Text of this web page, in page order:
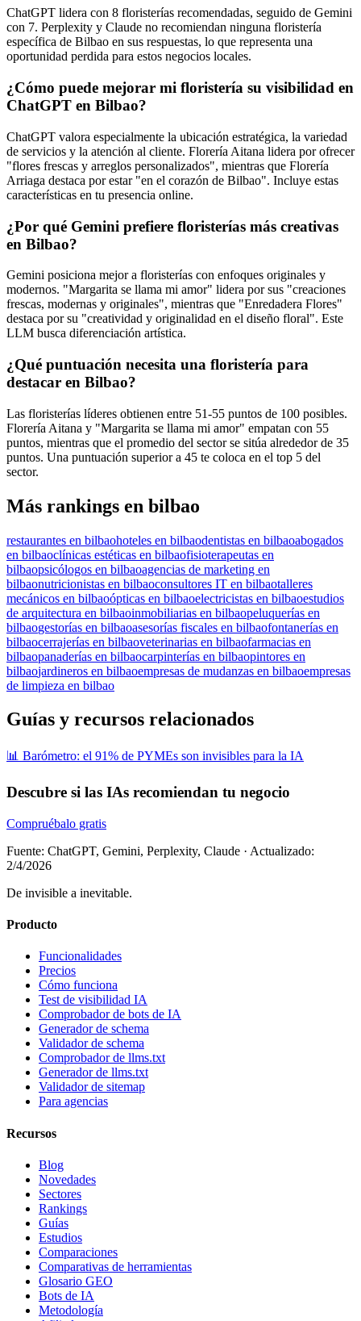
ChatGPT lidera con 8 floristerías recomendadas, seguido de Gemini
con 7. Perplexity y Claude no recomiendan ninguna floristería
específica de Bilbao en sus respuestas, lo que representa una
oportunidad perdida para estos negocios locales.
¿Cómo puede mejorar mi floristería su visibilidad en
ChatGPT en Bilbao?
ChatGPT valora especialmente la ubicación estratégica, la variedad
de servicios y la atención al cliente. Florería Aitana lidera por ofrecer
"flores frescas y arreglos personalizados", mientras que Florería
Arriaga destaca por estar "en el corazón de Bilbao". Incluye estas
características en tu presencia online.
¿Por qué Gemini prefiere floristerías más creativas
en Bilbao?
Gemini posiciona mejor a floristerías con enfoques originales y
modernos. "Margarita se llama mi amor" lidera por sus "creaciones
frescas, modernas y originales", mientras que "Enredadera Flores"
destaca por su "creatividad y originalidad en el diseño floral". Este
LLM busca diferenciación artística.
¿Qué puntuación necesita una floristería para
destacar en Bilbao?
Las floristerías líderes obtienen entre 51-55 puntos de 100 posibles.
Florería Aitana y "Margarita se llama mi amor" empatan con 55
puntos, mientras que el promedio del sector se sitúa alrededor de 35
puntos. Una puntuación superior a 45 te coloca en el top 5 del
sector.
Más rankings en bilbao
restaurantes en bilbaohoteles en bilbaodentistas en bilbaoabogados
en bilbaoclínicas estéticas en bilbaofisioterapeutas en
bilbaopsicólogos en bilbaoagencias de marketing en
bilbaonutricionistas en bilbaoconsultores IT en bilbaotalleres
mecánicos en bilbaoópticas en bilbaoelectricistas en bilbaoestudios
de arquitectura en bilbaoinmobiliarias en bilbaopeluquerías en
bilbaogestorías en bilbaoasesorías fiscales en bilbaofontanerías en
bilbaocerrajerías en bilbaoveterinarias en bilbaofarmacias en
bilbaopanaderías en bilbaocarpinterías en bilbaopintores en
bilbaojardineros en bilbaoempresas de mudanzas en bilbaoempresas
de limpieza en bilbao
Guías y recursos relacionados
📊 Barómetro: el 91% de PYMEs son invisibles para la IA
Descubre si las IAs recomiendan tu negocio
Compruébalo gratis
Fuente: ChatGPT, Gemini, Perplexity, Claude · Actualizado:
2/4/2026
De invisible a inevitable.
Producto
Funcionalidades
Precios
Cómo funciona
Test de visibilidad IA
Comprobador de bots de IA
Generador de schema
Validador de schema
Comprobador de llms.txt
Generador de llms.txt
Validador de sitemap
Para agencias
Recursos
Blog
Novedades
Sectores
Rankings
Guías
Estudios
Comparaciones
Comparativas de herramientas
Glosario GEO
Bots de IA
Metodología